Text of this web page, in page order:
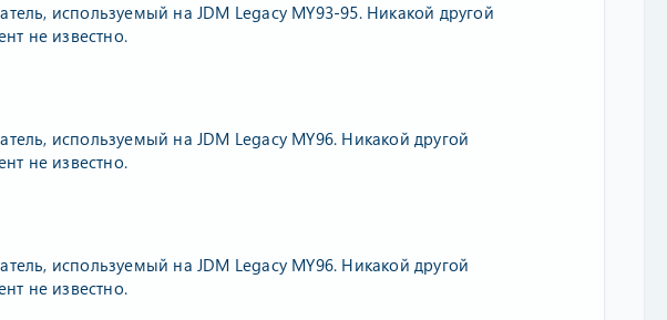
используемый на JDM Legacy MY93-95. Никакой другой
не известно.
используемый на JDM Legacy MY96. Никакой другой
не известно.
используемый на JDM Legacy MY96. Никакой другой
не известно.